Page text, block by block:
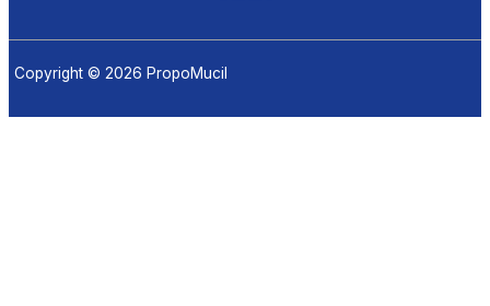
Copyright © 2026 PropoMucil